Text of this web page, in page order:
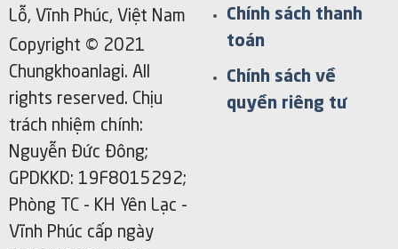
Lỗ, Vĩnh Phúc, Việt Nam
Copyright © 2021
Chungkhoanlagi. All
rights reserved. Chịu
trách nhiệm chính:
Nguyễn Đức Đông;
GPDKKD: 19F8015292;
Phòng TC - KH Yên Lạc -
Vĩnh Phúc cấp ngày
Chính sách thanh
toán
Chính sách về
quyền riêng tư